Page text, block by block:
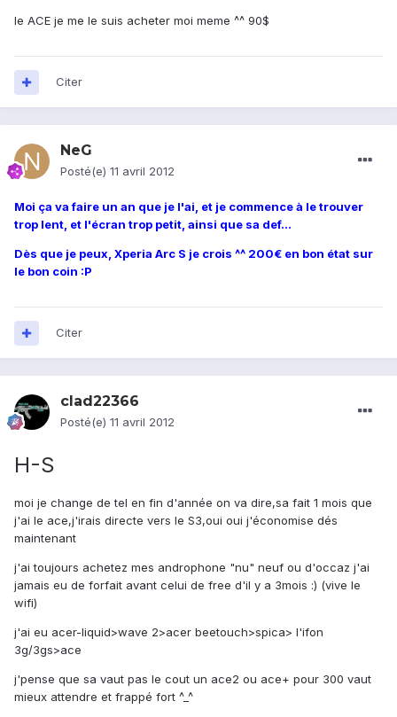
le ACE je me le suis acheter moi meme ^^ 90$
Citer
NeG
Posté(e) 11 avril 2012
Moi ça va faire un an que je l'ai, et je commence à le trouver
trop lent, et l'écran trop petit, ainsi que sa def...
Dès que je peux, Xperia Arc S je crois ^^ 200€ en bon état sur
le bon coin :P
Citer
clad22366
Posté(e) 11 avril 2012
H-S
moi je change de tel en fin d'année on va dire,sa fait 1 mois que
j'ai le ace,j'irais directe vers le S3,oui oui j'économise dés
maintenant
j'ai toujours achetez mes androphone "nu" neuf ou d'occaz j'ai
jamais eu de forfait avant celui de free d'il y a 3mois :) (vive le
wifi)
j'ai eu acer-liquid>wave 2>acer beetouch>spica> l'ifon
3g/3gs>ace
j'pense que sa vaut pas le cout un ace2 ou ace+ pour 300 vaut
mieux attendre et frappé fort ^_^